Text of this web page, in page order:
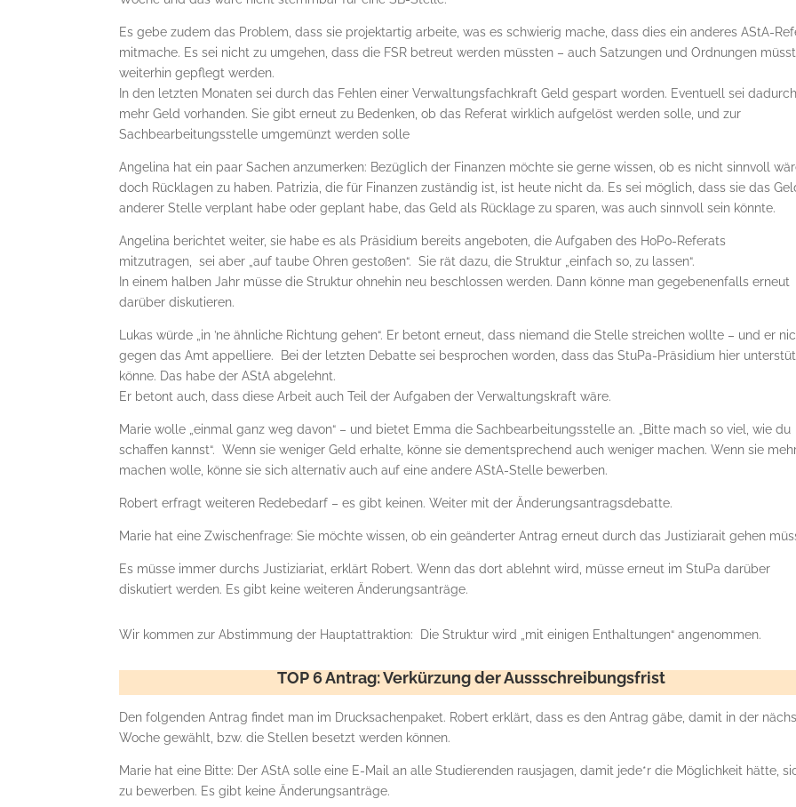
Es gebe zudem das Problem, dass sie projektartig arbeite, was es schwierig mache, dass dies ein anderes AStA-
mitmache. Es sei nicht zu umgehen, dass die FSR betreut werden müssten – auch Satzungen und Ordnungen
weiterhin gepflegt werden.
In den letzten Monaten sei durch das Fehlen einer Verwaltungsfachkraft Geld gespart worden. Eventuell sei
mehr Geld vorhanden. Sie gibt erneut zu Bedenken, ob das Referat wirklich aufgelöst werden solle, und zur
Sachbearbeitungsstelle umgemünzt werden solle
Angelina hat ein paar Sachen anzumerken: Bezüglich der Finanzen möchte sie gerne wissen, ob es nicht sinnvoll
doch Rücklagen zu haben. Patrizia, die für Finanzen zuständig ist, ist heute nicht da. Es sei möglich, dass sie das
anderer Stelle verplant habe oder geplant habe, das Geld als Rücklage zu sparen, was auch sinnvoll sein könnte.
Angelina berichtet weiter, sie habe es als Präsidium bereits angeboten, die Aufgaben des HoPo-Referats
mitzutragen, sei aber „auf taube Ohren gestoßen“. Sie rät dazu, die Struktur „einfach so, zu lassen“.
In einem halben Jahr müsse die Struktur ohnehin neu beschlossen werden. Dann könne man gegebenenfalls erneut
darüber diskutieren.
Lukas würde „in ’ne ähnliche Richtung gehen“. Er betont erneut, dass niemand die Stelle streichen wollte – und er
gegen das Amt appelliere. Bei der letzten Debatte sei besprochen worden, dass das StuPa-Präsidium hier
könne. Das habe der AStA abgelehnt.
Er betont auch, dass diese Arbeit auch Teil der Aufgaben der Verwaltungskraft wäre.
Marie wolle „einmal ganz weg davon“ – und bietet Emma die Sachbearbeitungsstelle an. „Bitte mach so viel, wie du
schaffen kannst“. Wenn sie weniger Geld erhalte, könne sie dementsprechend auch weniger machen. Wenn sie
machen wolle, könne sie sich alternativ auch auf eine andere AStA-Stelle bewerben.
Robert erfragt weiteren Redebedarf – es gibt keinen. Weiter mit der Änderungsantragsdebatte.
Marie hat eine Zwischenfrage: Sie möchte wissen, ob ein geänderter Antrag erneut durch das Justiziarait gehen
Es müsse immer durchs Justiziariat, erklärt Robert. Wenn das dort ablehnt wird, müsse erneut im StuPa darüber
diskutiert werden. Es gibt keine weiteren Änderungsanträge.
Wir kommen zur Abstimmung der Hauptattraktion: Die Struktur wird „mit einigen Enthaltungen“ angenommen.
TOP 6 Antrag: Verkürzung der Aussschreibungsfrist
Den folgenden Antrag findet man im Drucksachenpaket. Robert erklärt, dass es den Antrag gäbe, damit in der
Woche gewählt, bzw. die Stellen besetzt werden können.
Marie hat eine Bitte: Der AStA solle eine E-Mail an alle Studierenden rausjagen, damit jede*r die Möglichkeit hätte,
zu bewerben. Es gibt keine Änderungsanträge.